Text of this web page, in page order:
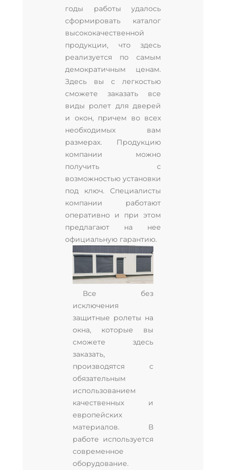
годы работы удалось
сформировать каталог
высококачественной
продукции, что здесь
реализуется по самым
демократичным ценам.
Здесь вы с легкостью
сможете заказать все
виды ролет для дверей
и окон, причем во всех
необходимых вам
размерах. Продукцию
компании можно
получить с
возможностью установки
под ключ. Специалисты
компании работают
оперативно и при этом
предлагают на нее
официальную гарантию.
Все без
исключения
защитные ролеты на
окна, которые вы
сможете здесь
заказать,
производятся с
обязательным
использованием
качественных и
европейских
материалов. В
работе используется
современное
оборудование.